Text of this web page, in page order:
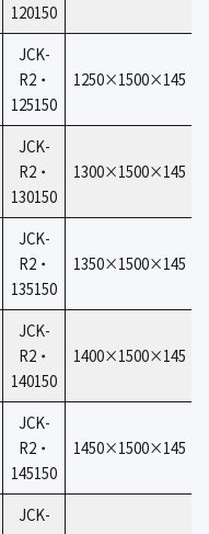
120150
JCK-
R2・
125150
1250×1500×145
JCK-
R2・
130150
1300×1500×145
JCK-
R2・
135150
1350×1500×145
JCK-
R2・
140150
1400×1500×145
JCK-
R2・
145150
1450×1500×145
JCK-